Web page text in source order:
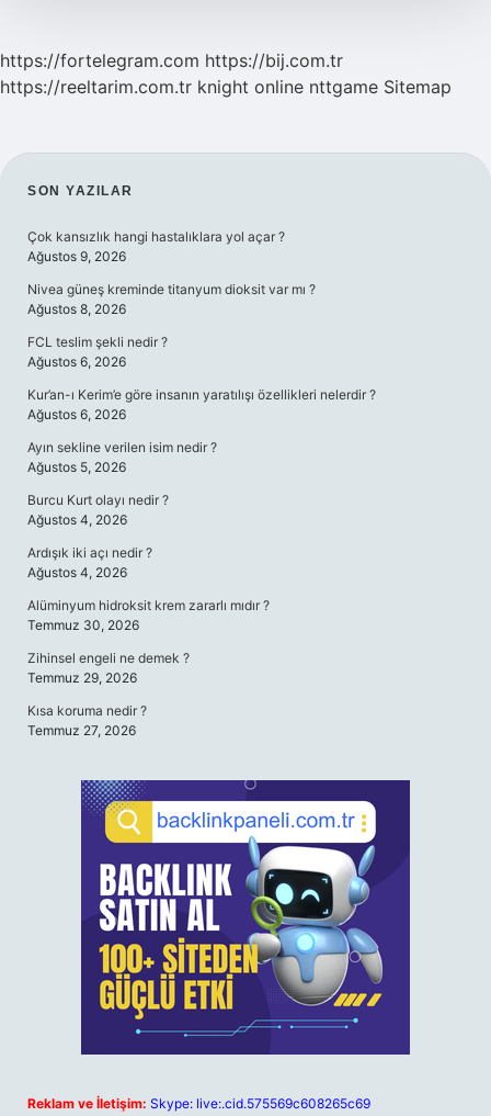
https://fortelegram.com https://bij.com.tr
https://reeltarim.com.tr knight online nttgame Sitemap
SIDEBAR
SON YAZILAR
Çok kansızlık hangi hastalıklara yol açar ?
Ağustos 9, 2026
Nivea güneş kreminde titanyum dioksit var mı ?
Ağustos 8, 2026
FCL teslim şekli nedir ?
Ağustos 6, 2026
Kur’an-ı Kerim’e göre insanın yaratılışı özellikleri nelerdir ?
Ağustos 6, 2026
Ayın sekline verilen isim nedir ?
Ağustos 5, 2026
Burcu Kurt olayı nedir ?
Ağustos 4, 2026
Ardışık iki açı nedir ?
Ağustos 4, 2026
Alüminyum hidroksit krem zararlı mıdır ?
Temmuz 30, 2026
Zihinsel engeli ne demek ?
Temmuz 29, 2026
Kısa koruma nedir ?
Temmuz 27, 2026
Reklam ve İletişim: Skype: live:.cid.575569c608265c69